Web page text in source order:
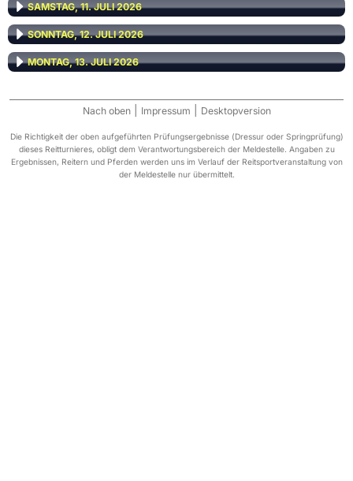
SAMSTAG, 11. JULI 2026
SONNTAG, 12. JULI 2026
MONTAG, 13. JULI 2026
Nach oben Impressum Desktopversion
Die Richtigkeit der oben aufgeführten Prüfungsergebnisse (Dressur oder Springprüfung)
dieses Reitturnieres, obligt dem Verantwortungsbereich der Meldestelle. Angaben zu
Ergebnissen, Reitern und Pferden werden uns im Verlauf der Reitsportveranstaltung von
der Meldestelle nur übermittelt.